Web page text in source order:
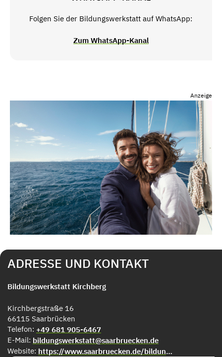
Folgen Sie der Bildungswerkstatt auf WhatsApp:
Zum WhatsApp-Kanal
Anzeige
ADRESSE UND KONTAKT
Bildungswerkstatt Kirchberg
Kirchbergstraße 16
66115 Saarbrücken
Telefon: +49 681 905-6467
E-Mail: bildungswerkstatt@saarbruecken.de
Website:
https://www.saarbruecken.de/bildung/bildungswerkstatt_kirchberg